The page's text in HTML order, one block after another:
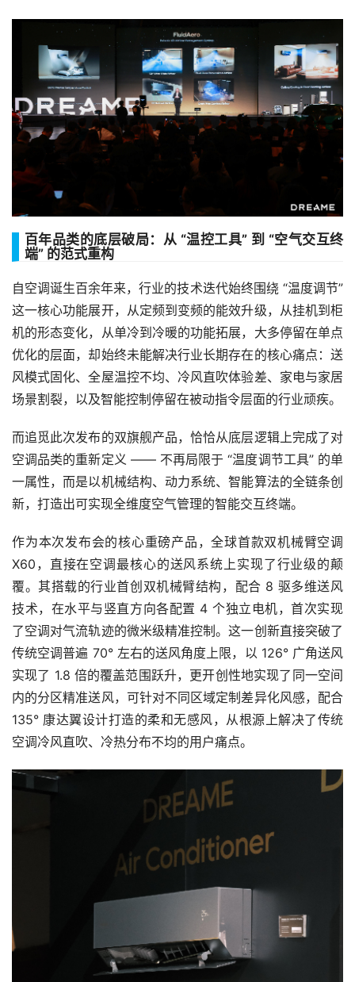
百年品类的底层破局：从 “温控工具” 到 “空气交互终
端” 的范式重构
自空调诞生百余年来，行业的技术迭代始终围绕 “温度调节”
这一核心功能展开，从定频到变频的能效升级，从挂机到柜
机的形态变化，从单冷到冷暖的功能拓展，大多停留在单点
优化的层面，却始终未能解决行业长期存在的核心痛点：送
风模式固化、全屋温控不均、冷风直吹体验差、家电与家居
场景割裂，以及智能控制停留在被动指令层面的行业顽疾。
而追觅此次发布的双旗舰产品，恰恰从底层逻辑上完成了对
空调品类的重新定义 —— 不再局限于 “温度调节工具” 的单
一属性，而是以机械结构、动力系统、智能算法的全链条创
新，打造出可实现全维度空气管理的智能交互终端。
作为本次发布会的核心重磅产品，全球首款双机械臂空调
X60，直接在空调最核心的送风系统上实现了行业级的颠
覆。其搭载的行业首创双机械臂结构，配合 8 驱多维送风
技术，在水平与竖直方向各配置 4 个独立电机，首次实现
了空调对气流轨迹的微米级精准控制。这一创新直接突破了
传统空调普遍 70° 左右的送风角度上限，以 126° 广角送风
实现了 1.8 倍的覆盖范围跃升，更开创性地实现了同一空间
内的分区精准送风，可针对不同区域定制差异化风感，配合
135° 康达翼设计打造的柔和无感风，从根源上解决了传统
空调冷风直吹、冷热分布不均的用户痛点。